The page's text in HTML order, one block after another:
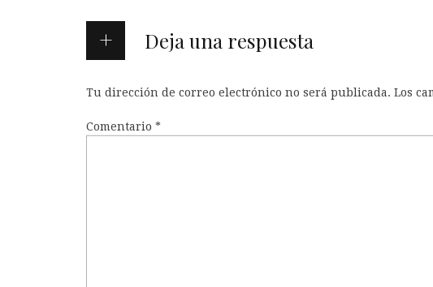
Deja una respuesta
Tu dirección de correo electrónico no será publicada. Los
Comentario *